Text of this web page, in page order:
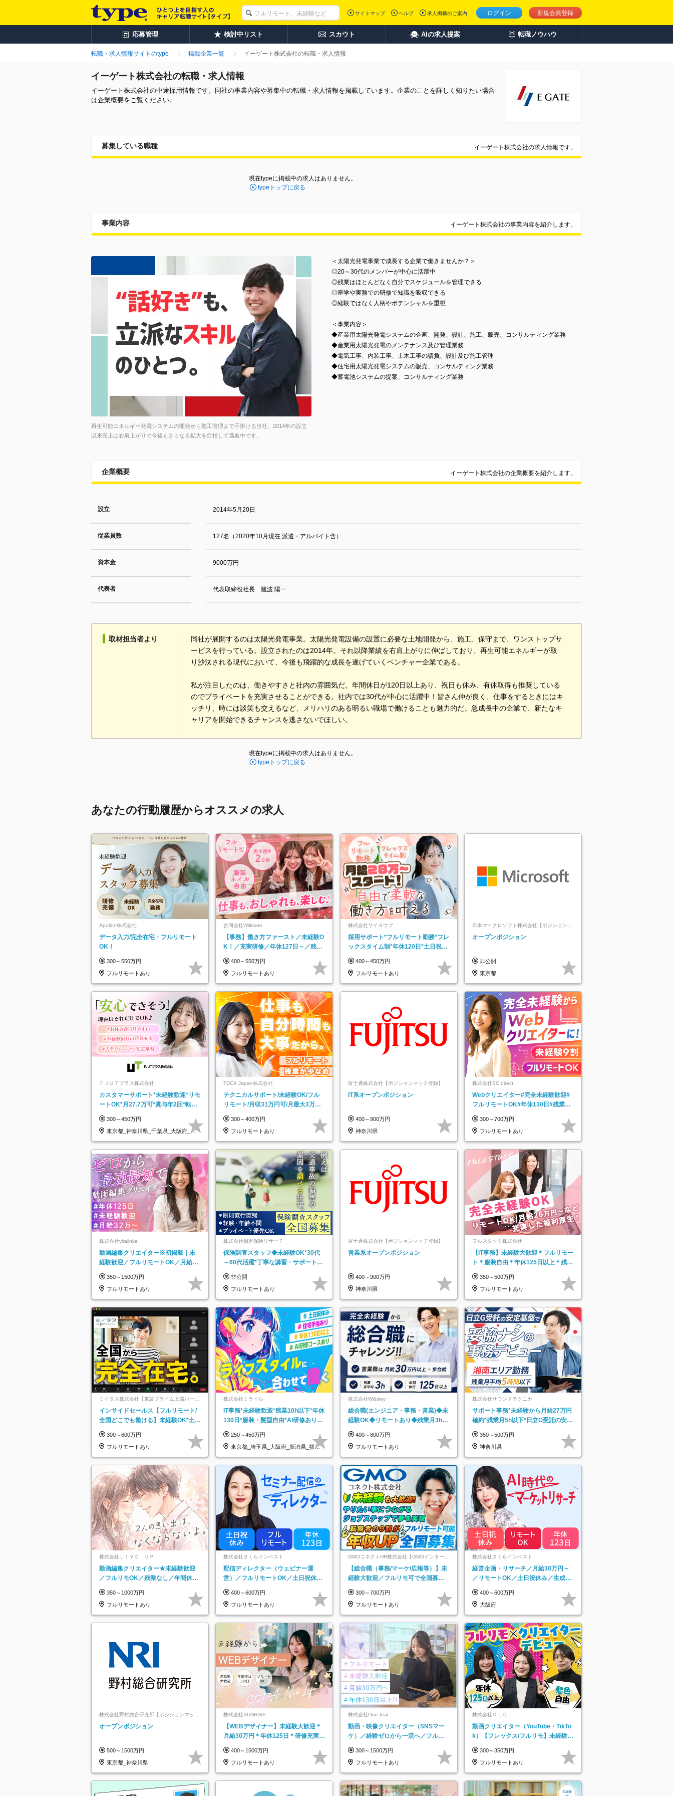
ログイン 新規会員登録
サイトマップ ヘルプ 求人掲載のご案内
応募管理 検討中リスト スカウト AIの求人提案 転職ノウハウ
転職・求人情報サイトのtype 掲載企業一覧 イーゲート株式会社の転職・求人情報
イーゲート株式会社の転職・求人情報
イーゲート株式会社の中途採用情報です。同社の事業内容や募集中の転職・求人情報を掲載しています。企業のことを詳しく知りたい場合
は企業概要をご覧ください。
募集している職種 イーゲート株式会社の求人情報です。
現在typeに掲載中の求人はありません。
typeトップに戻る
事業内容 イーゲート株式会社の事業内容を紹介します。
再生可能エネルギー発電システムの開発から施工管理まで手掛ける当社。2014年の設立
以来売上は右肩上がりで今後もさらなる拡大を目指して邁進中です。
＜太陽光発電事業で成長する企業で働きませんか？＞
◎20～30代のメンバーが中心に活躍中
◎残業はほとんどなく自分でスケジュールを管理できる
◎座学や実務での研修で知識を吸収できる
◎経験ではなく人柄やポテンシャルを重視
＜事業内容＞
◆産業用太陽光発電システムの企画、開発、設計、施工、販売、コンサルティング業務
◆産業用太陽光発電のメンテナンス及び管理業務
◆電気工事、内装工事、土木工事の請負、設計及び施工管理
◆住宅用太陽光発電システムの販売、コンサルティング業務
◆蓄電池システムの提案、コンサルティング業務
企業概要 イーゲート株式会社の企業概要を紹介します。
設立 2014年5月20日
従業員数 127名（2020年10月現在 派遣・アルバイト含）
資本金 9000万円
代表者 代表取締役社長 難波 陽一
取材担当者より
同社が展開するのは太陽光発電事業。太陽光発電設備の設置に必要な土地開発から、施工、保守まで、ワンストップサ
ービスを行っている。設立されたのは2014年。それ以降業績を右肩上がりに伸ばしており、再生可能エネルギーが取
り沙汰される現代において、今後も飛躍的な成長を遂げていくベンチャー企業である。
私が注目したのは、働きやすさと社内の雰囲気だ。年間休日が120日以上あり、祝日も休み、有休取得も推奨している
のでプライベートを充実させることができる。社内では30代が中心に活躍中！皆さん仲が良く、仕事をするときにはキ
ッチリ、時には談笑も交えるなど、メリハリのある明るい職場で働けることも魅力的だ。急成長中の企業で、新たなキ
ャリアを開始できるチャンスを逃さないでほしい。
現在typeに掲載中の求人はありません。
typeトップに戻る
あなたの行動履歴からオススメの求人
Apollon株式会社
データ入力/完全在宅・フルリモート
OK！
300～550万円
フルリモートあり
合同会社Willmate
【事務】働き方ファースト／未経験O
K！／充実研修／年休127日～／残業
400～550万円
フルリモートあり
株式会社サイヨウブ
採用サポート*フルリモート勤務*フレ
ックスタイム制*年休120日*土日祝休
400～450万円
フルリモートあり
日本マイクロソフト株式会社【ポジションマ
ッチ登録】
オープンポジション
非公開
東京都
ＦＪＵＴプラス株式会社
カスタマーサポート*未経験歓迎*リモ
ートOK*月27.7万可*賞与年2回*転勤
300～450万円
東京都_神奈川県_千葉県_大阪府_愛
知県…
TDCX Japan株式会社
テクニカルサポート/未経験OK/フル
リモート/月収31万円可/月最大3万の
300～400万円
フルリモートあり
富士通株式会社【ポジションマッチ登録】
IT系オープンポジション
400～900万円
神奈川県
株式会社SC direct
Webクリエイター#完全未経験歓迎#
フルリモートOK#年休130日#残業月
300～700万円
フルリモートあり
株式会社viralinks
動画編集クリエイター※初掲載｜未
経験歓迎／フルリモートOK／月給32
350～1500万円
フルリモートあり
株式会社損害保険リサーチ
保険調査スタッフ◆未経験OK*30代
～60代活躍*丁寧な講習・サポートあ
託
非公開
フルリモートあり
富士通株式会社【ポジションマッチ登録】
営業系オープンポジション
400～900万円
神奈川県
フルスタック株式会社
【IT事務】未経験大歓迎＊フルリモー
ト＊服装自由＊年休125日以上＊残業
350～500万円
フルリモートあり
ミイダス株式会社【東証プライム上場パーソ
インサイドセールス【フルリモート/
全国どこでも働ける】未経験OK*土日
300～600万円
フルリモートあり
株式会社ミライル
IT事務*未経験歓迎*残業10h以下*年休
130日*服装・髪型自由*AI研修あり*
250～450万円
東京都_埼玉県_大阪府_新潟県_福岡
県
株式会社Widsley
総合職(エンジニア・事務・営業)◆未
経験OK◆リモートあり◆残業月3h◆
400～800万円
フルリモートあり
株式会社サウンドテクニカ
サポート事務*未経験から月給27万円
確約*残業月5h以下*日立G受託の安定
350～500万円
神奈川県
株式会社ＬＩＶＥ ＵＰ
動画編集クリエイター★未経験歓迎
／フルリモOK／残業なし／年間休日
実で安心
350～1000万円
フルリモートあり
株式会社さくらインベスト
配信ディレクター（ウェビナー運
営）／フルリモートOK／土日祝休み
400～600万円
フルリモートあり
GMOコネクトHR株式会社【GMOインターネ
ットグループ】
【総合職（事務/マーケ/広報等）】未
経験大歓迎／フルリモ可で全国募
★
300～700万円
フルリモートあり
株式会社さくらインベスト
経営企画・リサーチ／月給30万円～
／リモートOK／土日祝休み／生成AI
400～600万円
大阪府
株式会社野村総合研究所【ポジションマッチ
オープンポジション
500～1500万円
東京都_神奈川県
株式会社SUNRISE
【WEBデザイナー】未経験大歓迎＊
月給30万円＊年休125日＊研修充実＊
400～1500万円
フルリモートあり
株式会社One feat.
動画・映像クリエイター（SNSマー
ケ）／経験ゼロから一流へ／フルリ
日以上
300～1500万円
フルリモートあり
株式会社ＯＬＣ
動画クリエイター（YouTube・TikTo
k）【フレックス/フルリモ】未経験O
300～350万円
フルリモートあり